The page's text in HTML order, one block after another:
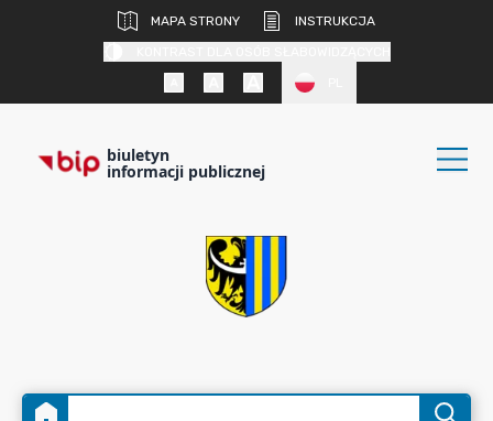
MAPA STRONY
INSTRUKCJA
biuletyn
informacji publicznej